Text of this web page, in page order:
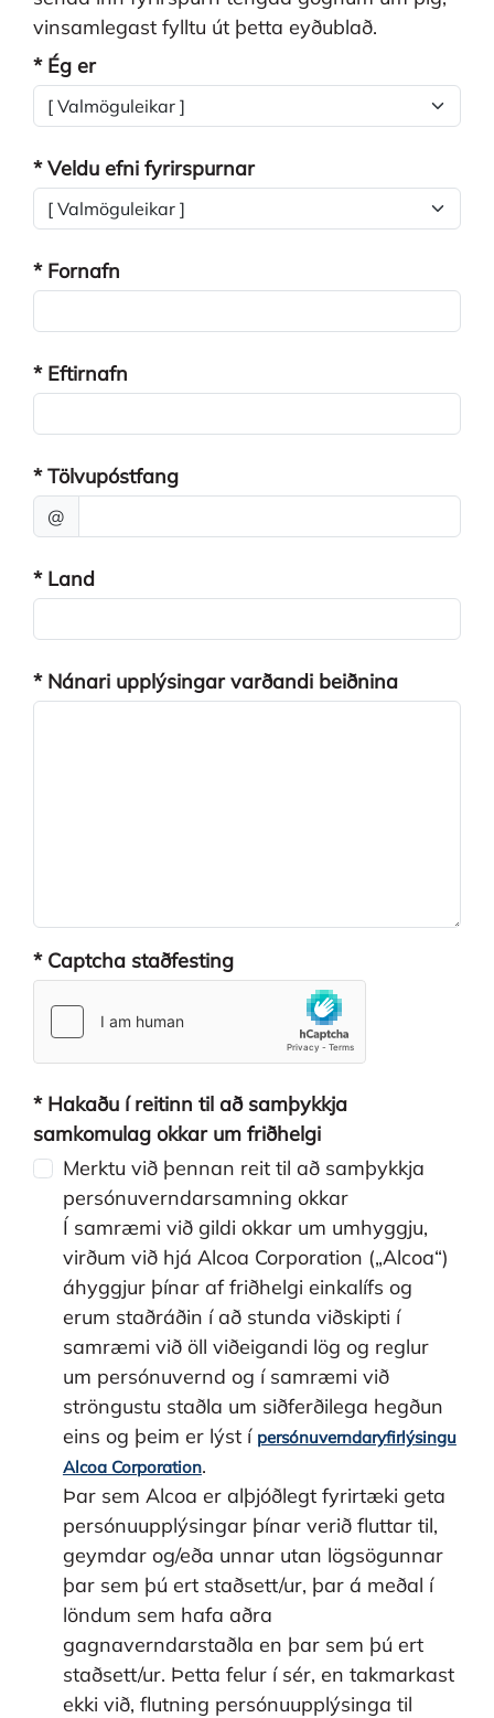
vinsamlegast fylltu út þetta eyðublað.
* Ég er
* Veldu efni fyrirspurnar
* Fornafn
* Eftirnafn
* Tölvupóstfang
@
* Land
* Nánari upplýsingar varðandi beiðnina
* Captcha staðfesting
* Hakaðu í reitinn til að samþykkja
samkomulag okkar um friðhelgi
Merktu við þennan reit til að samþykkja
persónuverndarsamning okkar
Í samræmi við gildi okkar um umhyggju,
virðum við hjá Alcoa Corporation („Alcoa“)
áhyggjur þínar af friðhelgi einkalífs og
erum staðráðin í að stunda viðskipti í
samræmi við öll viðeigandi lög og reglur
um persónuvernd og í samræmi við
ströngustu staðla um siðferðilega hegðun
eins og þeim er lýst í persónuverndaryfirlýsingu
Alcoa Corporation.
Þar sem Alcoa er alþjóðlegt fyrirtæki geta
persónuupplýsingar þínar verið fluttar til,
geymdar og/eða unnar utan lögsögunnar
þar sem þú ert staðsett/ur, þar á meðal í
löndum sem hafa aðra
gagnaverndarstaðla en þar sem þú ert
staðsett/ur. Þetta felur í sér, en takmarkast
ekki við, flutning persónuupplýsinga til